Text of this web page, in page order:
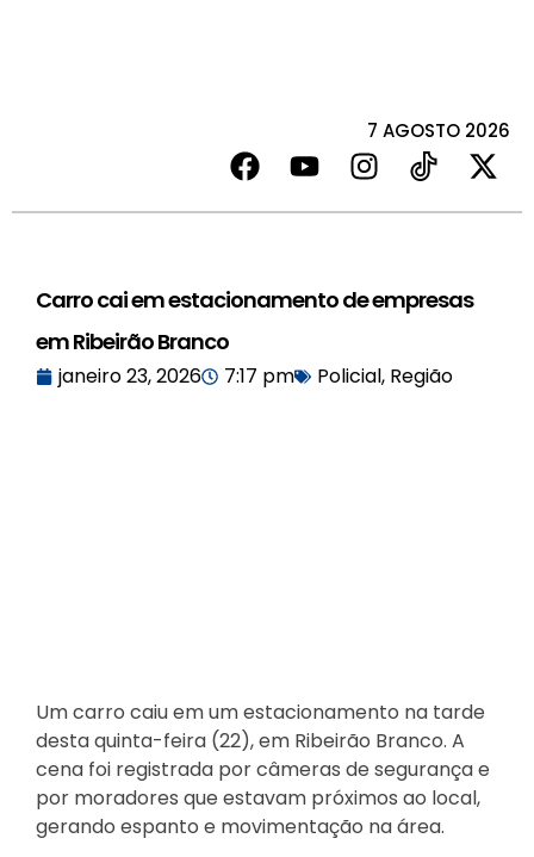
7 AGOSTO 2026
Carro cai em estacionamento de empresas
em Ribeirão Branco
janeiro 23, 2026 7:17 pm Policial, Região
Um carro caiu em um estacionamento na tarde
desta quinta-feira (22), em Ribeirão Branco. A
cena foi registrada por câmeras de segurança e
por moradores que estavam próximos ao local,
gerando espanto e movimentação na área.